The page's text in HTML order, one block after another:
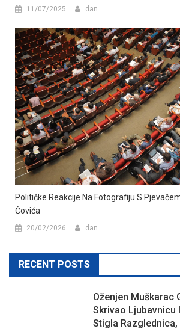
11/07/2025 dan
Političke Reakcije Na Fotografiju S
Čovića
20/02/2026 dan
RECENT POSTS
Oženjen Muškarac
Skrivao Ljubavnicu
Stigla Razglednica,